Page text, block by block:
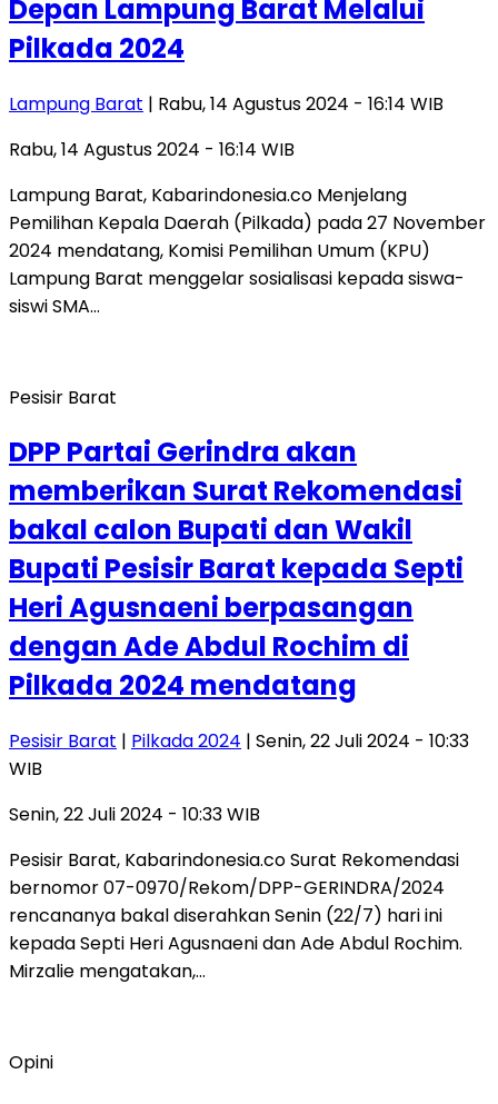
Depan Lampung Barat Melalui
Pilkada 2024
Lampung Barat | Rabu, 14 Agustus 2024 - 16:14 WIB
Rabu, 14 Agustus 2024 - 16:14 WIB
Lampung Barat, Kabarindonesia.co Menjelang
Pemilihan Kepala Daerah (Pilkada) pada 27 November
2024 mendatang, Komisi Pemilihan Umum (KPU)
Lampung Barat menggelar sosialisasi kepada siswa-
siswi SMA…
Pesisir Barat
DPP Partai Gerindra akan
memberikan Surat Rekomendasi
bakal calon Bupati dan Wakil
Bupati Pesisir Barat kepada Septi
Heri Agusnaeni berpasangan
dengan Ade Abdul Rochim di
Pilkada 2024 mendatang
Pesisir Barat | Pilkada 2024 | Senin, 22 Juli 2024 - 10:33
WIB
Senin, 22 Juli 2024 - 10:33 WIB
Pesisir Barat, Kabarindonesia.co Surat Rekomendasi
bernomor 07-0970/Rekom/DPP-GERINDRA/2024
rencananya bakal diserahkan Senin (22/7) hari ini
kepada Septi Heri Agusnaeni dan Ade Abdul Rochim.
Mirzalie mengatakan,…
Opini